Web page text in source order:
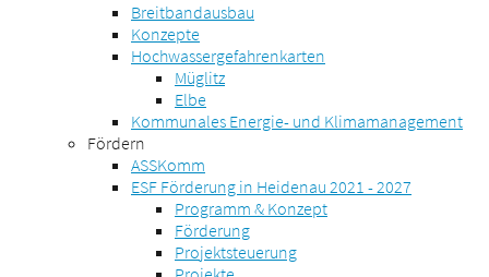
Breitbandausbau
Konzepte
Hochwassergefahrenkarten
Müglitz
Elbe
Kommunales Energie- und Klimamanagement
Fördern
ASSKomm
ESF Förderung in Heidenau 2021 - 2027
Programm & Konzept
Förderung
Projektsteuerung